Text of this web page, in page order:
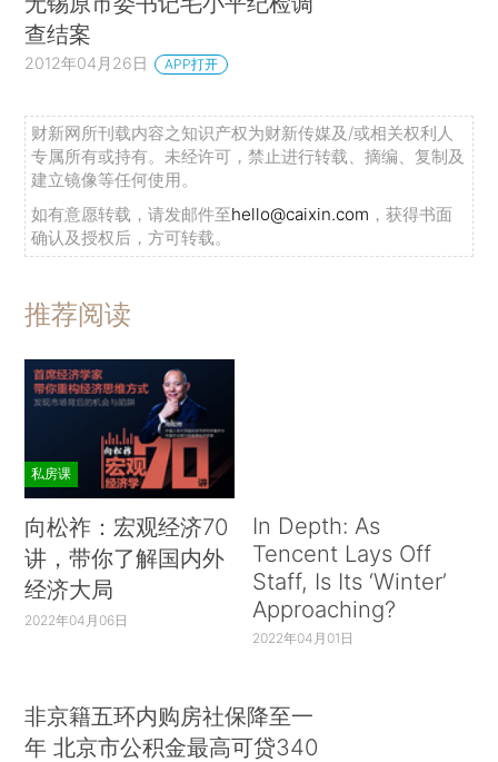
查结案
2012年04月26日 APP打开
财新网所刊载内容之知识产权为财新传媒及/或相关权利人
专属所有或持有。未经许可，禁止进行转载、摘编、复制及
建立镜像等任何使用。
如有意愿转载，请发邮件至hello@caixin.com ，获得书面
确认及授权后，方可转载。
推荐阅读
私房课
向松祚：宏观经济70
讲，带你了解国内外
经济大局
2022年04月06日
In Depth: As
Tencent Lays Off
Staff, Is Its ‘Winter’
Approaching?
2022年04月01日
非京籍五环内购房社保降至一
年 北京市公积金最高可贷340